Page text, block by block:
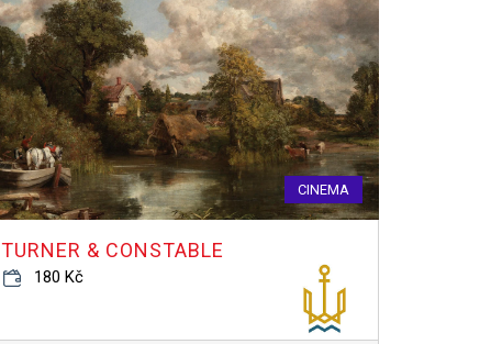
CINEMA
TURNER & CONSTABLE
180 Kč